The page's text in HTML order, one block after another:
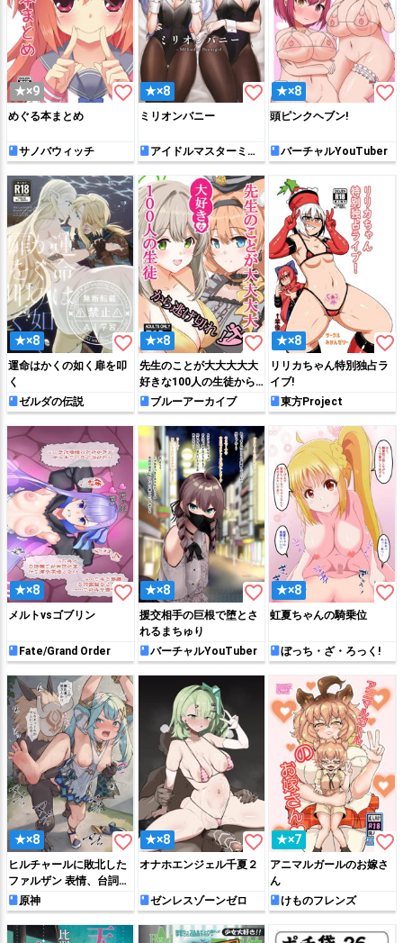
★×9 favorite_border
めぐる本まとめ
サノバウィッチ
★×8 favorite_border
ミリオンバニー
アイドルマスターミリ
オンライブ!
★×8 favorite_border
頭ピンクヘブン!
バーチャルYouTuber
★×8 favorite_border
運命はかくの如く扉を叩
く
ゼルダの伝説
★×8 favorite_border
先生のことが大大大大大
好きな100人の生徒から
逃げ切れ
ブルーアーカイブ
★×8 favorite_border
リリカちゃん特別独占ラ
イブ!
東方Project
★×8 favorite_border
メルトvsゴブリン
Fate/Grand Order
★×8 favorite_border
援交相手の巨根で堕とさ
れるまちゅり
バーチャルYouTuber
★×8 favorite_border
虹夏ちゃんの騎乗位
ぼっち・ざ・ろっく!
★×8 favorite_border
ヒルチャールに敗北した
ファルザン 表情、台詞差
分原神
★×8 favorite_border
オナホエンジェル千夏２
ゼンレスゾーンゼロ
★×7 favorite_border
アニマルガールのお嫁さ
ん
けものフレンズ